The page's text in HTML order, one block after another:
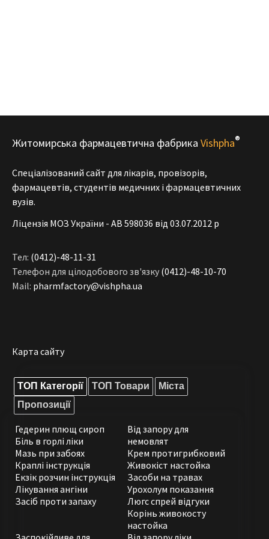
Житомирська фармацевтична фабрика Vishpha®
Спеціалізований сайт для лікарів, провізорів,
фармацевтів, студентів медичних і фармацевтичних
вузів.
Ліцензія МОЗ України - АВ 598036 від 03.07.2012 р
Тел: (0412)-48-11-31
Телефон для цілодобового зв'язку (0412)-48-10-70
Mail: pharmfactory@vishpha.ua
Карта сайту
ТОП Категорії ТОП Товари
Міста
Пропозиції
Гедерин плющ сироп
Біль в горлі ліки
Мазь при забоях
Краплі інструкція
Екзік розчин інструкція
Лікування ангіни
Засіб проти запаху
Від запору для
немовлят
Крем протигрибковий
Живокіст настойка
Засоби на травах
Урохолум показання
Люгс спрей відгуки
Корінь живокосту
настойка